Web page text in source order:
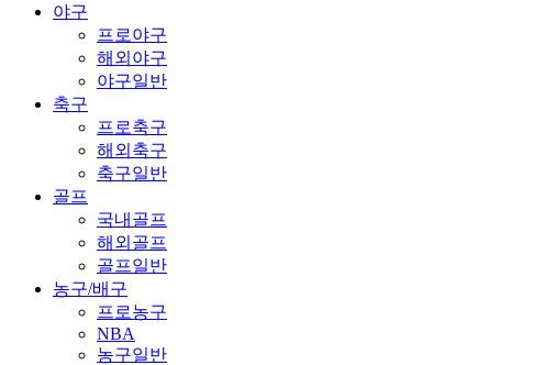
야구
프로야구
해외야구
야구일반
축구
프로축구
해외축구
축구일반
골프
국내골프
해외골프
골프일반
농구/배구
프로농구
NBA
농구일반